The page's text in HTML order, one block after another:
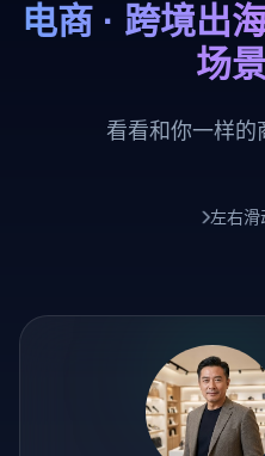
电商 · 跨境出
场
看看和你一样的
左右滑